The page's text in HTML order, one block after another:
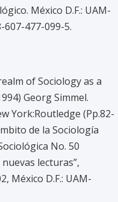
México D.F.: UAM-
607-477-099-5.
of Sociology as a
Georg Simmel.
York:Routledge (Pp.82-
de la Sociología
No. 50
lecturas”,
México D.F.: UAM-